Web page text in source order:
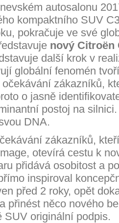
autosalonu
kompaktního SUV
pokračuje ve své
nový Citroën
další krok v
globální fenomén
zákazníků,
o jasně
postoj na
DNA.
zákazníků,
otevírá cestu k
přidává osobitost a
inspiroval
před 2 roky, opět
přinést něco nového
SUV originální podpis.